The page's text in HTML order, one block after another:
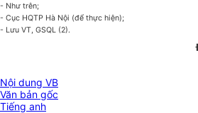
- Như trên;
- Cục HQTP Hà Nội (để thực hiện);
- Lưu VT, GSQL (2).
Nội dung VB
Văn bản gốc
Tiếng anh